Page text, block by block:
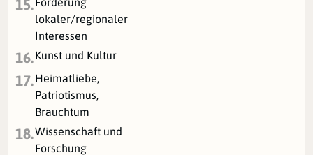
15.
lokaler/regionaler
Interessen
16.Kunst und Kultur
17.Heimatliebe,
Patriotismus,
Brauchtum
18.Wissenschaft und
Forschung